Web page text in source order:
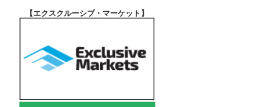
【エクスクルーシブ・マーケット 】